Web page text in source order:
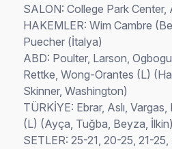
SALON: College Park Center,
HAKEMLER: Wim Cambre
Puecher (İtalya)
ABD: Poulter, Larson,
Rettke, Wong-Orantes (L)
Skinner, Washington)
TÜRKİYE: Ebrar, Aslı,
(L) (Ayça, Tuğba, Beyza, İlkin)
SETLER: 25-21, 20-25, 21-25,